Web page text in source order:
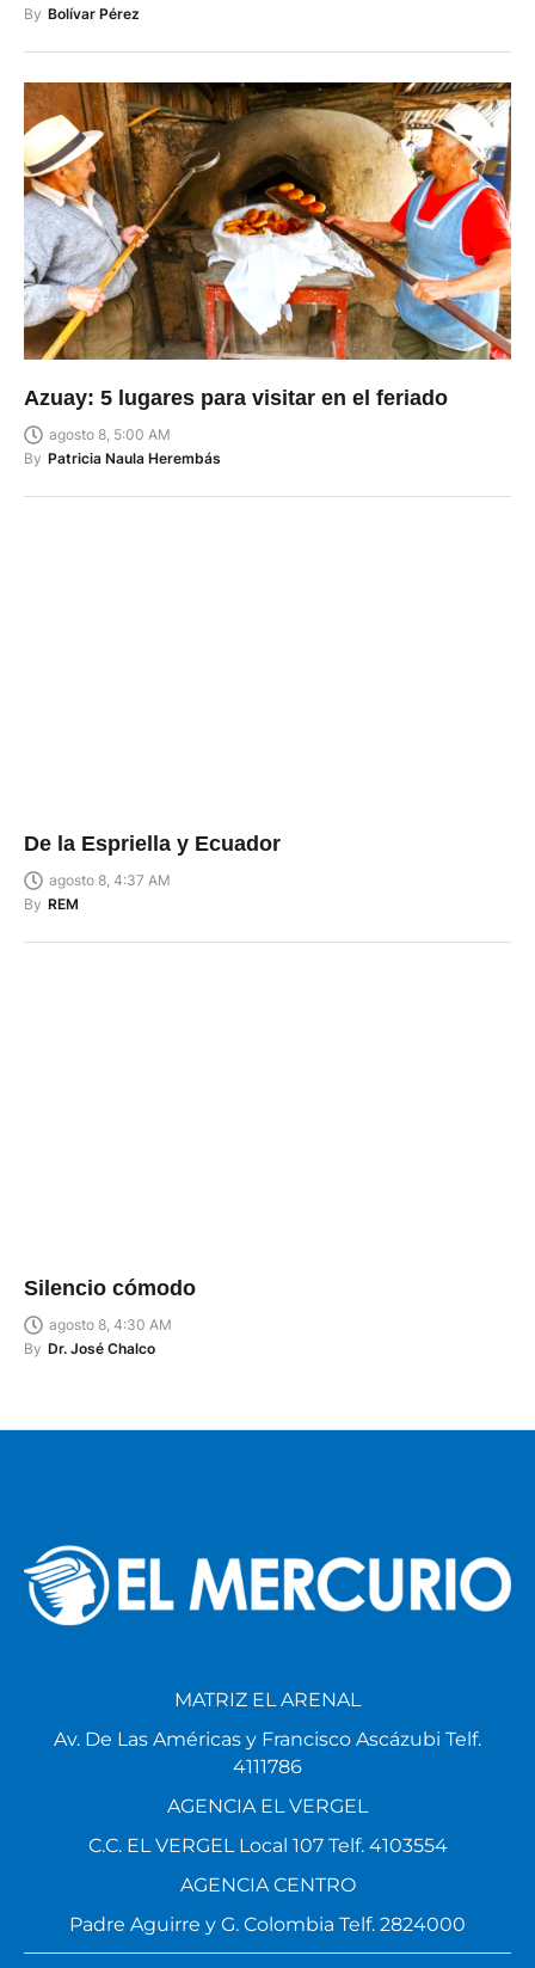
By Bolívar Pérez
Azuay: 5 lugares para visitar en el feriado
agosto 8, 5:00 AM
By Patricia Naula Herembás
De la Espriella y Ecuador
agosto 8, 4:37 AM
By REM
Silencio cómodo
agosto 8, 4:30 AM
By Dr. José Chalco
MATRIZ EL ARENAL
Av. De Las Américas y Francisco Ascázubi Telf.
4111786
AGENCIA EL VERGEL
C.C. EL VERGEL Local 107 Telf. 4103554
AGENCIA CENTRO
Padre Aguirre y G. Colombia Telf. 2824000